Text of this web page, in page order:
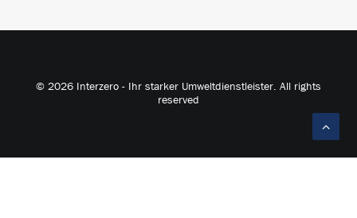
© 2026 Interzero - Ihr starker Umweltdienstleister. All rights
reserved